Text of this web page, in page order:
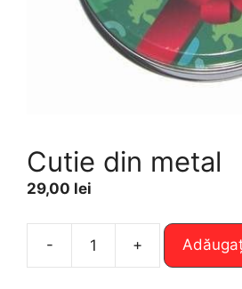
Cutie din metal
29,00 lei
-
Cantitate
+